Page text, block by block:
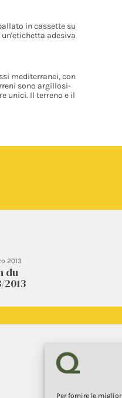
Per fornire le
in cassette su
adesiva
mediterranei, con
sono argillosi-
unici. Il terreno e il
2013
du
2013